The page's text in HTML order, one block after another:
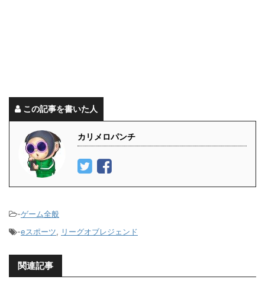
この記事を書いた人
カリメロパンチ
-ゲーム全般
-eスポーツ, リーグオブレジェンド
関連記事